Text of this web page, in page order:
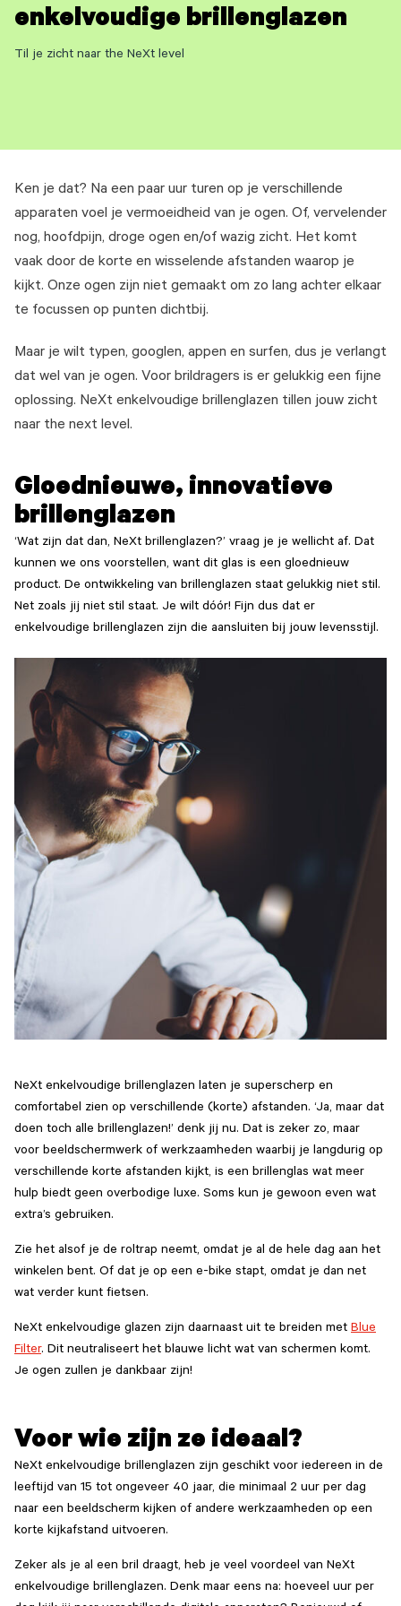
enkelvoudige brillenglazen
Til je zicht naar the NeXt level
Ken je dat? Na een paar uur turen op je verschillende
apparaten voel je vermoeidheid van je ogen. Of, vervelender
nog, hoofdpijn, droge ogen en/of wazig zicht. Het komt
vaak door de korte en wisselende afstanden waarop je
kijkt. Onze ogen zijn niet gemaakt om zo lang achter elkaar
te focussen op punten dichtbij.
Maar je wilt typen, googlen, appen en surfen, dus je verlangt
dat wel van je ogen. Voor brildragers is er gelukkig een fijne
oplossing. NeXt enkelvoudige brillenglazen tillen jouw zicht
naar the next level.
Gloednieuwe, innovatieve
brillenglazen
‘Wat zijn dat dan, NeXt brillenglazen?’ vraag je je wellicht af. Dat
kunnen we ons voorstellen, want dit glas is een gloednieuw
product. De ontwikkeling van brillenglazen staat gelukkig niet stil.
Net zoals jij niet stil staat. Je wilt dóór! Fijn dus dat er
enkelvoudige brillenglazen zijn die aansluiten bij jouw levensstijl.
NeXt enkelvoudige brillenglazen laten je superscherp en
comfortabel zien op verschillende (korte) afstanden. ‘Ja, maar dat
doen toch alle brillenglazen!’ denk jij nu. Dat is zeker zo, maar
voor beeldschermwerk of werkzaamheden waarbij je langdurig op
verschillende korte afstanden kijkt, is een brillenglas wat meer
hulp biedt geen overbodige luxe. Soms kun je gewoon even wat
extra’s gebruiken.
Zie het alsof je de roltrap neemt, omdat je al de hele dag aan het
winkelen bent. Of dat je op een e-bike stapt, omdat je dan net
wat verder kunt fietsen.
NeXt enkelvoudige glazen zijn daarnaast uit te breiden met Blue
Filter. Dit neutraliseert het blauwe licht wat van schermen komt.
Je ogen zullen je dankbaar zijn!
Voor wie zijn ze ideaal?
NeXt enkelvoudige brillenglazen zijn geschikt voor iedereen in de
leeftijd van 15 tot ongeveer 40 jaar, die minimaal 2 uur per dag
naar een beeldscherm kijken of andere werkzaamheden op een
korte kijkafstand uitvoeren.
Zeker als je al een bril draagt, heb je veel voordeel van NeXt
enkelvoudige brillenglazen. Denk maar eens na: hoeveel uur per